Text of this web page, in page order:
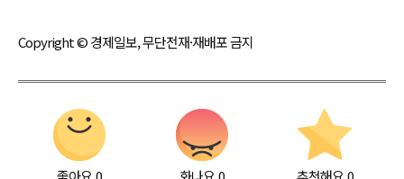
Copyright © 경제일보, 무단전재·재배포 금지